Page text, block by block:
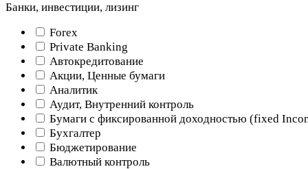
Банки, инвестиции, лизинг
Forex
Private Banking
Автокредитование
Акции, Ценные бумаги
Аналитик
Аудит, Внутренний контроль
Бумаги с фиксированной доходностью (fixed
Бухгалтер
Бюджетирование
Валютный контроль